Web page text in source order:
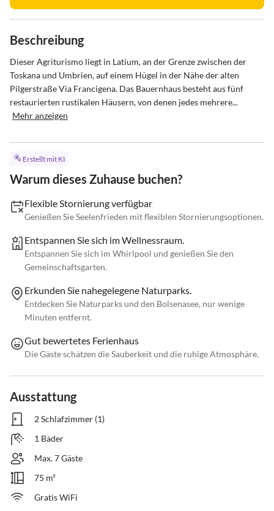
Beschreibung
Dieser Agriturismo liegt in Latium, an der Grenze zwischen der
Toskana und Umbrien, auf einem Hügel in der Nähe der alten
Pilgerstraße Via Francigena. Das Bauernhaus besteht aus fünf
restaurierten rustikalen Häusern, von denen jedes mehrere...
Mehr anzeigen
Erstellt mit KI
Warum dieses Zuhause buchen?
Flexible Stornierung verfügbar
Genießen Sie Seelenfrieden mit flexiblen Stornierungsoptionen.
Entspannen Sie sich im Wellnessraum.
Entspannen Sie sich im Whirlpool und genießen Sie den
Gemeinschaftsgarten.
Erkunden Sie nahegelegene Naturparks.
Entdecken Sie Naturparks und den Bolsenasee, nur wenige
Minuten entfernt.
Gut bewertetes Ferienhaus
Die Gäste schätzen die Sauberkeit und die ruhige Atmosphäre.
Ausstattung
2 Schlafzimmer (1)
1 Bäder
Max. 7 Gäste
75 m²
Gratis WiFi